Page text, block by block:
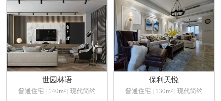
世园林语
普通住宅 | 140m² | 现代简约
保利天悦
普通住宅 | 130m² | 现代简约